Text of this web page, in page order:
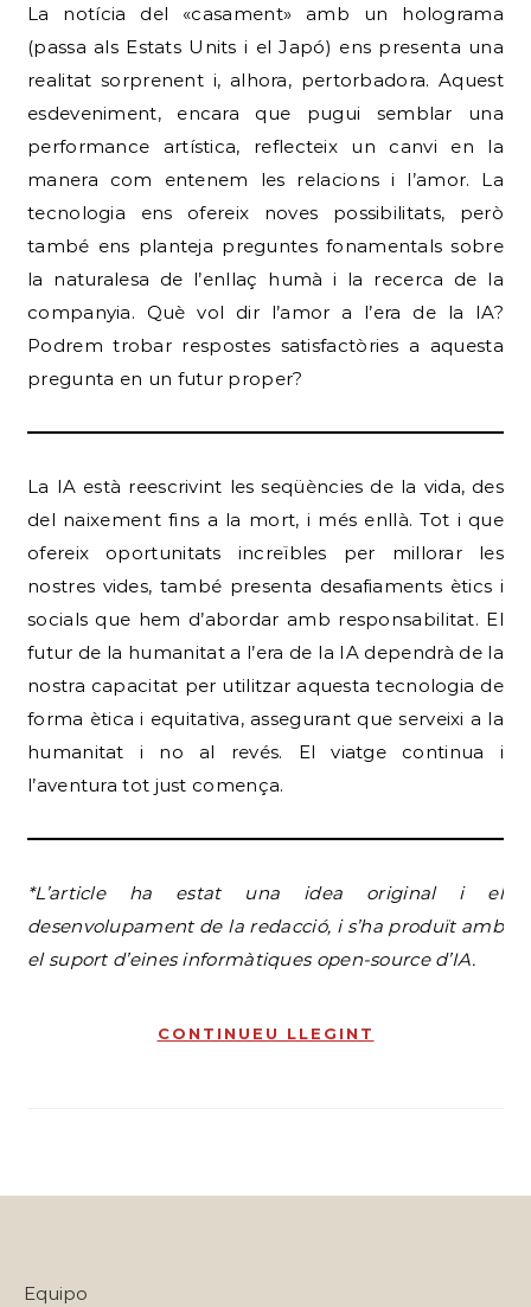
La notícia del «casament» amb un holograma
(passa als Estats Units i el Japó) ens presenta una
realitat sorprenent i, alhora, pertorbadora. Aquest
esdeveniment, encara que pugui semblar una
performance artística, reflecteix un canvi en la
manera com entenem les relacions i l’amor. La
tecnologia ens ofereix noves possibilitats, però
també ens planteja preguntes fonamentals sobre
la naturalesa de l’enllaç humà i la recerca de la
companyia. Què vol dir l’amor a l’era de la IA?
Podrem trobar respostes satisfactòries a aquesta
pregunta en un futur proper?
La IA està reescrivint les seqüències de la vida, des
del naixement fins a la mort, i més enllà. Tot i que
ofereix oportunitats increïbles per millorar les
nostres vides, també presenta desafiaments ètics i
socials que hem d’abordar amb responsabilitat. El
futur de la humanitat a l’era de la IA dependrà de la
nostra capacitat per utilitzar aquesta tecnologia de
forma ètica i equitativa, assegurant que serveixi a la
humanitat i no al revés. El viatge continua i
l’aventura tot just comença.
*L’article ha estat una idea original i el
desenvolupament de la redacció, i s’ha produït amb
el suport d’eines informàtiques open-source d’IA.
CONTINUEU LLEGINT
Equipo